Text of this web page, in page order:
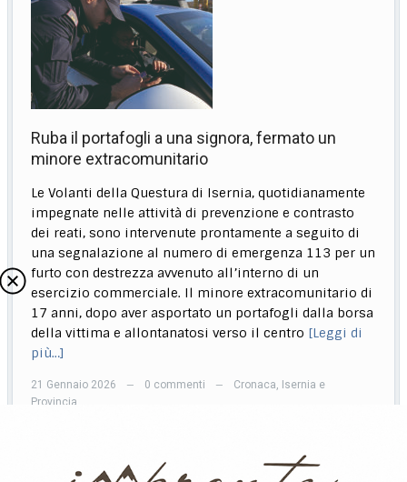
Ruba il portafogli a una signora, fermato un
minore extracomunitario
Le Volanti della Questura di Isernia, quotidianamente
impegnate nelle attività di prevenzione e contrasto
dei reati, sono intervenute prontamente a seguito di
una segnalazione al numero di emergenza 113 per un
furto con destrezza avvenuto all’interno di un
esercizio commerciale. Il minore extracomunitario di
17 anni, dopo aver asportato un portafogli dalla borsa
della vittima e allontanatosi verso il centro [Leggi di
più…]
21 Gennaio 2026 — 0 commenti — Cronaca Isernia e
Provincia
88